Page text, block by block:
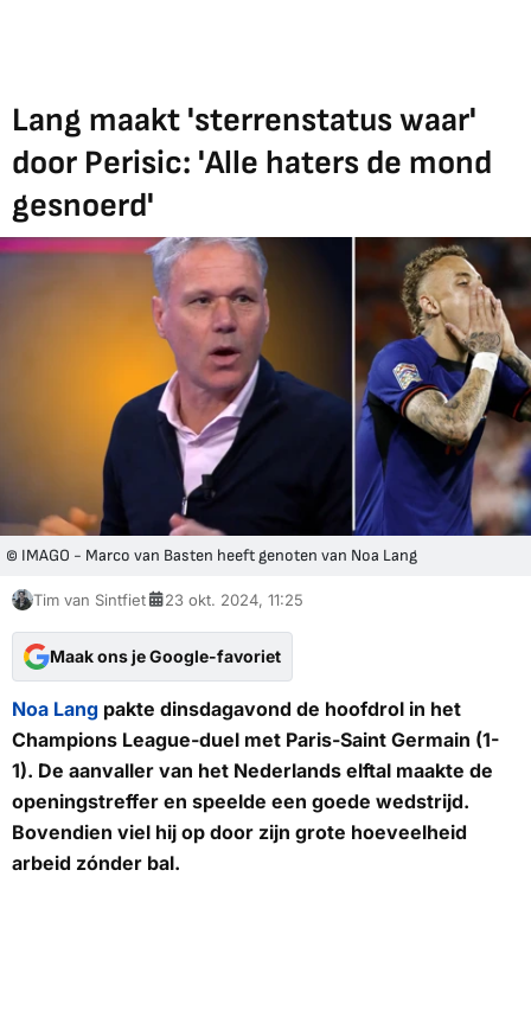
Lang maakt 'sterrenstatus waar'
door Perisic: 'Alle haters de mond
gesnoerd'
© IMAGO - Marco van Basten heeft genoten van Noa Lang
Tim van Sintfiet 23 okt. 2024, 11:25
Maak ons je Google-favoriet
Noa Lang pakte dinsdagavond de hoofdrol in het
Champions League-duel met Paris-Saint Germain (1-
1). De aanvaller van het Nederlands elftal maakte de
openingstreffer en speelde een goede wedstrijd.
Bovendien viel hij op door zijn grote hoeveelheid
arbeid zónder bal.